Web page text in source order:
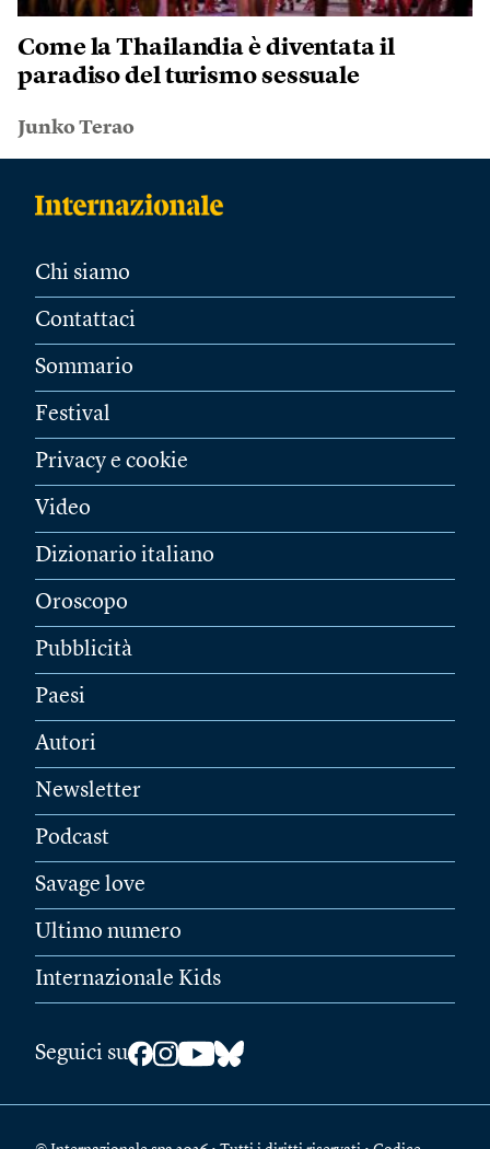
Come la Thailandia è diventata il
paradiso del turismo sessuale
Junko Terao
Chi siamo
Contattaci
Sommario
Festival
Privacy e cookie
Video
Dizionario italiano
Oroscopo
Pubblicità
Paesi
Autori
Newsletter
Podcast
Savage love
Ultimo numero
Internazionale Kids
Seguici su